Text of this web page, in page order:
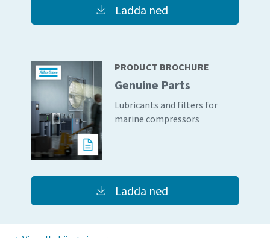
Allt du behöver veta om din process för
pneumatiska transporter
Upptäck hur du kan skapa en effektivare process för
pneumatiska transporter.
Läs mer
Ladda ned
PRODUCT BROCHURE
Genuine Parts
Lubricants and filters for
marine compressors
Ladda ned